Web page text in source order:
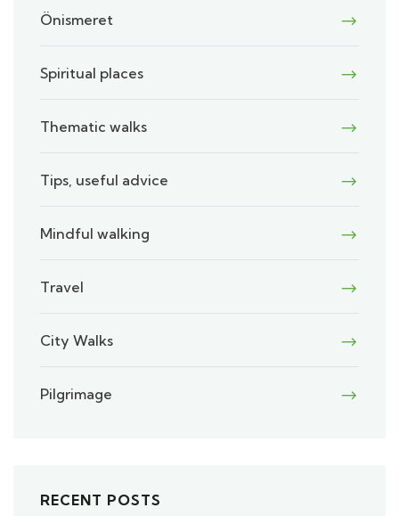
Önismeret
Spiritual places
Thematic walks
Tips, useful advice
Mindful walking
Travel
City Walks
Pilgrimage
RECENT POSTS